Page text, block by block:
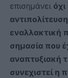
επισημάνει
εναλλακτική
σημασία που
αναπτυξιακή
συνεχιστεί η